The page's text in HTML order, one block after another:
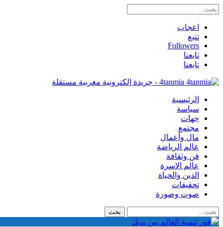
اعجاب
تتبع
Followers
تابعنا
تابعنا
4tanmia - جريدة إلكترونية مغربية مستقلة
الرئيسية
سياسة
جهات
مجتمع
مال وأعمال
عالم الرياضة
فن وثقافة
عالم الاسرة
الدين والحياة
تحقيقات
صوت وصورة